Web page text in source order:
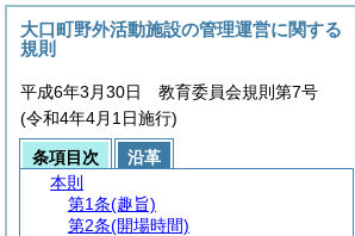
大口町野外活動施設の管理運営に関する
規則
平成6年3月30日 教育委員会規則第7号
(令和4年4月1日施行)
条項目次
沿革
本則
第1条(趣旨)
第2条(開場時間)